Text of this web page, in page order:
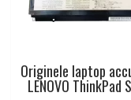
Originele laptop
LENOVO ThinkPad